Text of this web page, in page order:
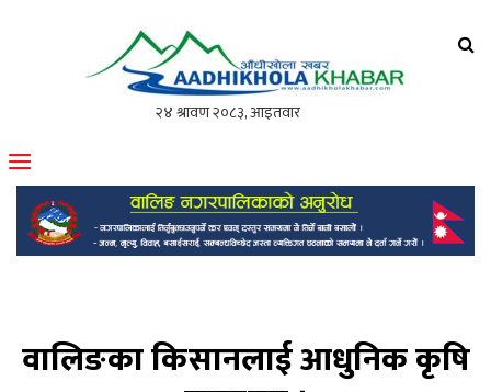
मोफसलकै लोकप्रिय अनलाइन पत्रिका
वालिङका किसानलाई आधुनिक कृषि